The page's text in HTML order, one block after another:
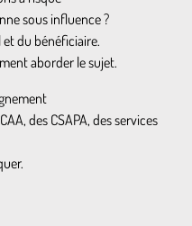
sous influence ?
du bénéficiaire.
aborder le sujet.
des CSAPA, des services